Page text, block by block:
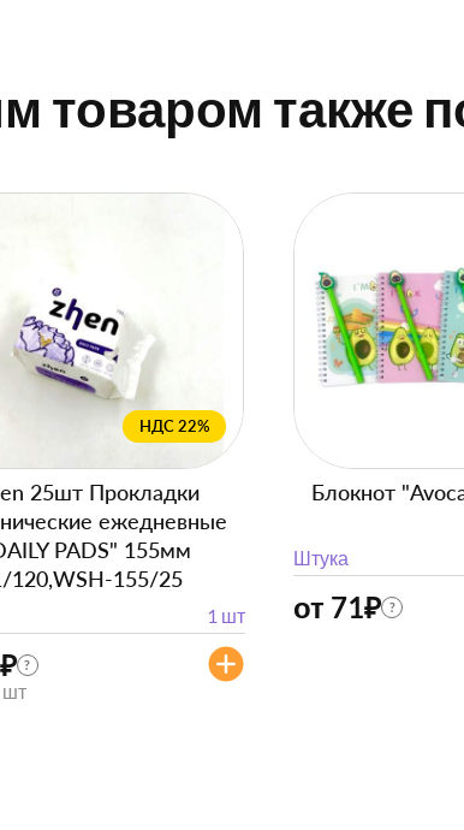
товаром также
НДС 22%
25шт Прокладки
ежедневные
PADS" 155мм
120,WSH-155/25
1 шт
₽ ?
шт
Блокнот
Штука
от 71₽ ?